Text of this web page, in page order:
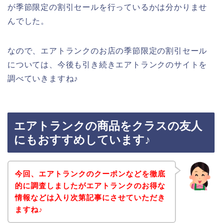
が季節限定の割引セールを行っているかは分かりませ
んでした。
なので、エアトランクのお店の季節限定の割引セール
については、今後も引き続きエアトランクのサイトを
調べていきますね♪
エアトランクの商品をクラスの友人
にもおすすめしています♪
今回、エアトランクのクーポンなどを徹底
的に調査しましたがエアトランクのお得な
情報などは入り次第記事にさせていただき
ますね♪